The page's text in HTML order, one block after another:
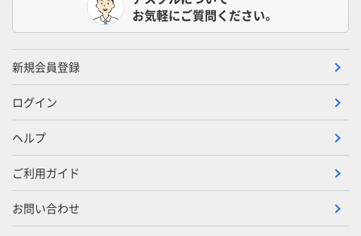
お気軽にご質問ください。
新規会員登録
ログイン
ヘルプ
ご利用ガイド
お問い合わせ